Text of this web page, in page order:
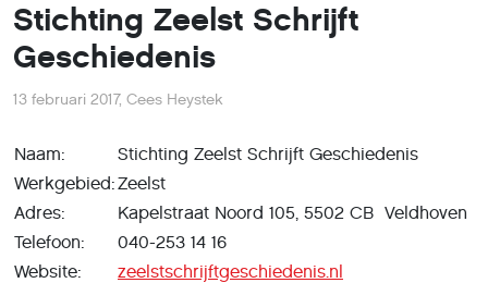
Stichting Zeelst Schrijft
Geschiedenis
13 februari 2017, Cees Heystek
Naam:
Stichting Zeelst Schrijft Geschiedenis
Werkgebied:Zeelst
Adres:
Kapelstraat Noord 105, 5502 CB Veldhoven
Telefoon:
040-253 14 16
Website:
zeelstschrijftgeschiedenis.nl